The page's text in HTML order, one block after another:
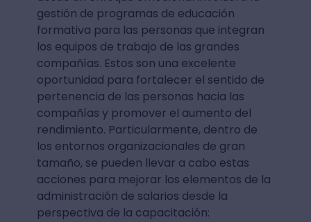
gestión de programas de educación
formativa para las personas que integran
los equipos de trabajo de las grandes
compañías. Estos son una excelente
oportunidad para fortalecer el sentido de
pertenencia de las personas hacia las
compañías y promover el aumento del
rendimiento. Particularmente, dentro de
los entornos organizacionales de gran
tamaño, se pueden llevar a cabo estas
acciones para mejorar los elementos de la
administración de salarios desde la
perspectiva de la capacitación: